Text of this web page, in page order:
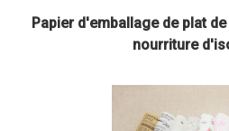
Papier d'emballage de plat
nourriture